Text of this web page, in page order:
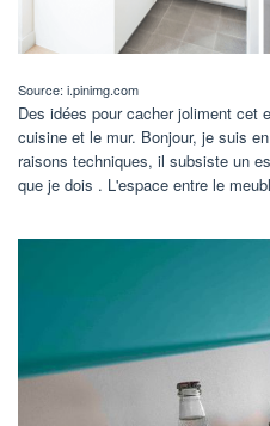
Source: i.pinimg.com
Des idées pour cacher joliment cet
cuisine et le mur. Bonjour, je suis
raisons techniques, il subsiste un
que je dois . L'espace entre le